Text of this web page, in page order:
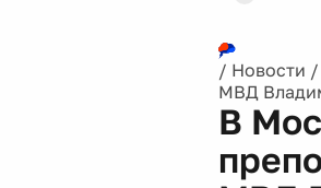
/ Новости /
МВД
В